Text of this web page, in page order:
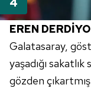
EREN
Galatasaray,
yaşadığı
gözden